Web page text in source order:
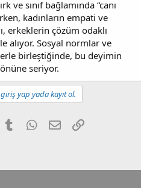
ve sınıf bağlamında “canı
kadınların empati ve
erkeklerin çözüm odaklı
alıyor. Sosyal normlar ve
birleştiğinde, bu deyimin
seriyor.
yap yada kayıt ol.
TumblrWhatsApp
E-postaLink